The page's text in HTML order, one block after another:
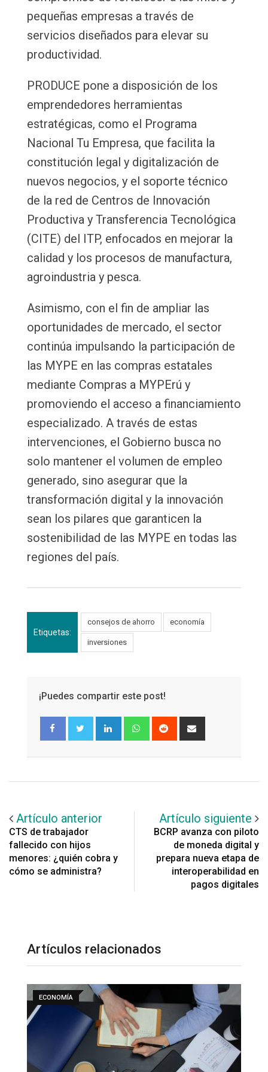
pequeñas empresas a través de
servicios diseñados para elevar su
productividad.
PRODUCE pone a disposición de los
emprendedores herramientas
estratégicas, como el Programa
Nacional Tu Empresa, que facilita la
constitución legal y digitalización de
nuevos negocios, y el soporte técnico
de la red de Centros de Innovación
Productiva y Transferencia Tecnológica
(CITE) del ITP, enfocados en mejorar la
calidad y los procesos de manufactura,
agroindustria y pesca.
Asimismo, con el fin de ampliar las
oportunidades de mercado, el sector
continúa impulsando la participación de
las MYPE en las compras estatales
mediante Compras a MYPErú y
promoviendo el acceso a financiamiento
especializado. A través de estas
intervenciones, el Gobierno busca no
solo mantener el volumen de empleo
generado, sino asegurar que la
transformación digital y la innovación
sean los pilares que garanticen la
sostenibilidad de las MYPE en todas las
regiones del país.
Etiquetas:
consejos de ahorro economía
inversiones
¡Puedes compartir este post!
LinkedInWhatsapp
Reddit
via
Artículo anterior
CTS de trabajador
fallecido con hijos
menores: ¿quién cobra y
cómo se administra?
Artículo siguiente
BCRP avanza con piloto
de moneda digital y
prepara nueva etapa de
interoperabilidad en
pagos digitales
Artículos relacionados
ECONOMÍA